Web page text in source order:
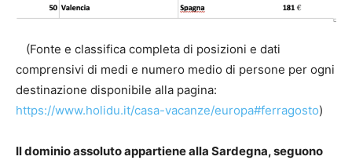
(Fonte e classifica completa di posizioni e dati
comprensivi di medi e numero medio di persone per ogni
destinazione disponibile alla pagina:
https://www.holidu.it/casa-vacanze/europa#ferragosto)
Il dominio assoluto appartiene alla Sardegna, seguono